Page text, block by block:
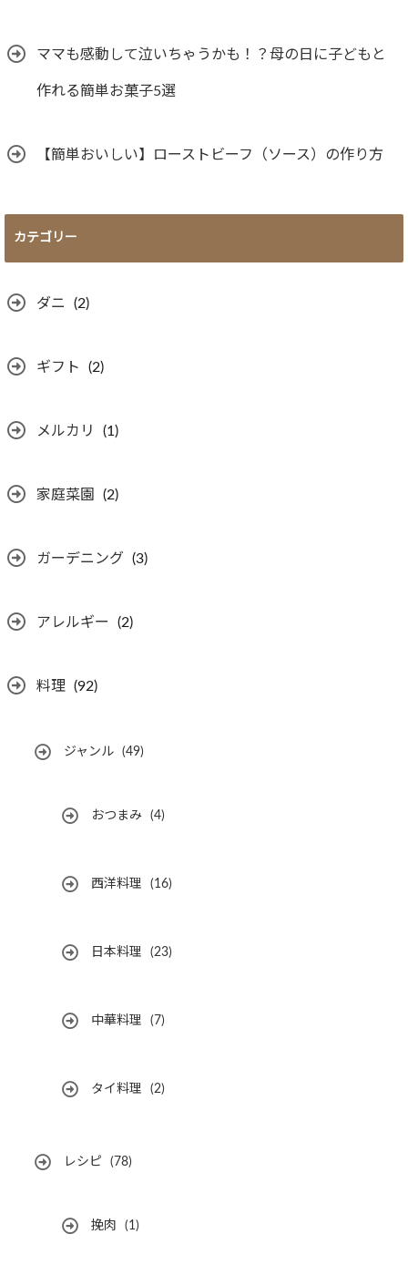
ママも感動して泣いちゃうかも！？母の日に子どもと
作れる簡単お菓子5選
【簡単おいしい】ローストビーフ（ソース）の作り方
カテゴリー
ダニ (2)
ギフト (2)
メルカリ (1)
家庭菜園 (2)
ガーデニング (3)
アレルギー (2)
料理 (92)
ジャンル (49)
おつまみ (4)
西洋料理 (16)
日本料理 (23)
中華料理 (7)
タイ料理 (2)
レシピ (78)
挽肉 (1)